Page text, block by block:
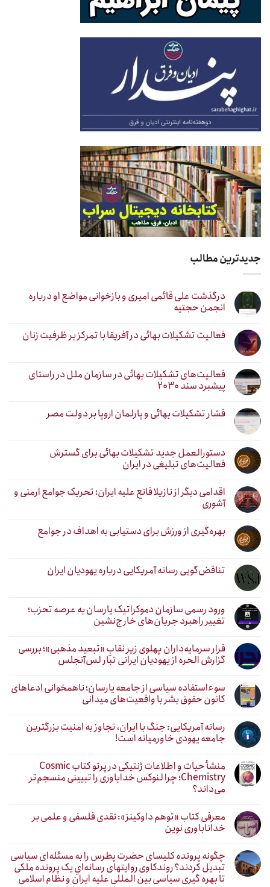
جدیدترین مطالب
درگذشت علی قائمی امیری و بازخوانی مواضع او درباره
انجمن حجتیه
فعالیت تشکیلات بهائی در آفریقا با تمرکز بر ظرفیت زنان
فعالیت‌های تشکیلات بهائی در سازمان ملل در راستای
پیشبرد سند ۲۰۳۰
فشار تشکیلات بهائی و پارلمان اروپا بر دولت مصر
دستورالعمل جدید تشکیلات بهائی برای گسترش
فعالیت‌های تبلیغی در ایران
اقدامی دیگر از نازیلا قانع علیه ایران؛ تحریک جوامع ارمنی و
آشوری
بهره‌گیری از ورزش برای دستیابی به اهداف در جوامع
تناقض‌گویی رسانه آمریکایی درباره یهودیان ایران
ورود رسمی سازمان دموکراتیک یارسان به عرصه تحزب؛
تغییر راهبرد جریان‌های خارج‌نشین
فرار سرمایه‌داران پهلوی زیر نقابِ «تبعید مذهبی»؛ بررسی
گزارش الحره از یهودیان ایرانی تبار لس‌آنجلس
سوءاستفاده سیاسی از جامعه یارسان؛ ناهمخوانی ادعاهای
کانون حقوق بشر با واقعیت‌های میدانی
رسانه آمریکایی: جنگ با ایران، تجاوز به امنیت بزرگترین
جامعه یهودی خاورمیانه است!
منشأ حیات و اطلاعات ژنتیکی در پرتو کتاب Cosmic
Chemistry؛ چرا لنوکس خداباوری را تبیینی منسجم‌تر
می‌داند؟
معرفی کتاب «توهم داوکینز»: نقدی فلسفی و علمی بر
خداناباوری نوین
چگونه پرونده کلیسای حضرت پطرس را به مسئله‌ای سیاسی
تبدیل کردند؟ روندکاوی روایتهای رسانه‌ایِ یک پرونده ملکی
تا بهره گیری سیاسی بین المللی علیه ایران و نظام اسلامی